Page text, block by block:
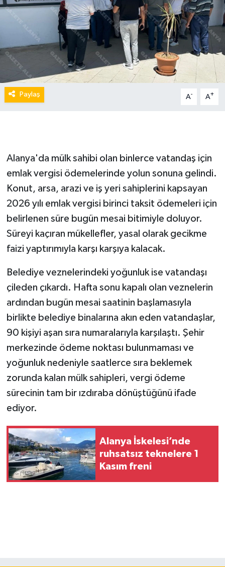
Paylaş A- A+
Alanya'da mülk sahibi olan binlerce vatandaş için
emlak vergisi ödemelerinde yolun sonuna gelindi.
Konut, arsa, arazi ve iş yeri sahiplerini kapsayan
2026 yılı emlak vergisi birinci taksit ödemeleri için
belirlenen süre bugün mesai bitimiyle doluyor.
Süreyi kaçıran mükellefler, yasal olarak gecikme
faizi yaptırımıyla karşı karşıya kalacak.
Belediye veznelerindeki yoğunluk ise vatandaşı
çileden çıkardı. Hafta sonu kapalı olan veznelerin
ardından bugün mesai saatinin başlamasıyla
birlikte belediye binalarına akın eden vatandaşlar,
90 kişiyi aşan sıra numaralarıyla karşılaştı. Şehir
merkezinde ödeme noktası bulunmaması ve
yoğunluk nedeniyle saatlerce sıra beklemek
zorunda kalan mülk sahipleri, vergi ödeme
sürecinin tam bir ızdıraba dönüştüğünü ifade
ediyor.
Alanya İskelesi’nde
ruhsatsız teknelere 1
Kasım freni